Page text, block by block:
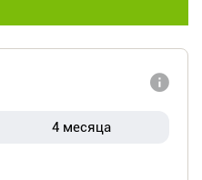
4 месяца